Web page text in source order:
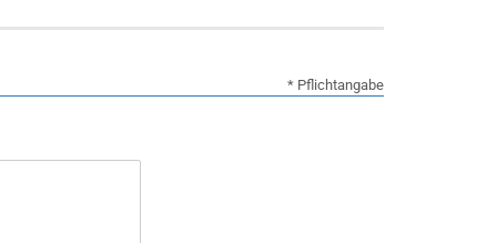
* Pflichtangabe